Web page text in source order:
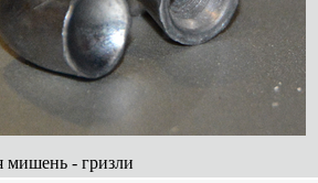
мишень - гризли